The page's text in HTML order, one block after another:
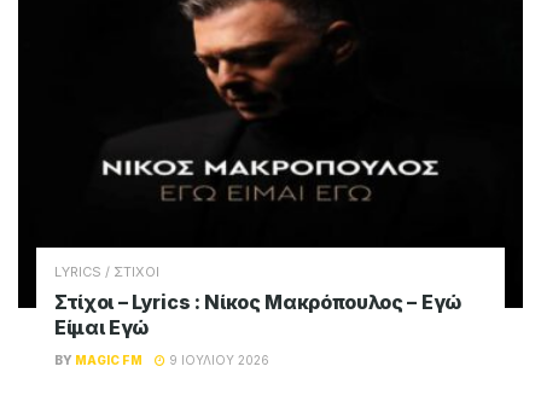
LYRICS / ΣΤΙΧΟΙ
Στίχοι – Lyrics : Νίκος Μακρόπουλος – Εγώ
Είμαι Εγώ
BY MAGIC FM 9 ΙΟΥΛΊΟΥ 2026